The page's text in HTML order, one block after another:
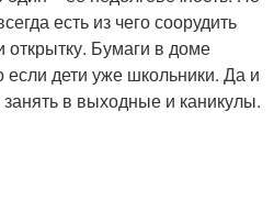
Новогодние поделки
есть из чего соорудить
открытку. Бумаги в доме
если дети уже школьники. Да и
в выходные и каникулы.